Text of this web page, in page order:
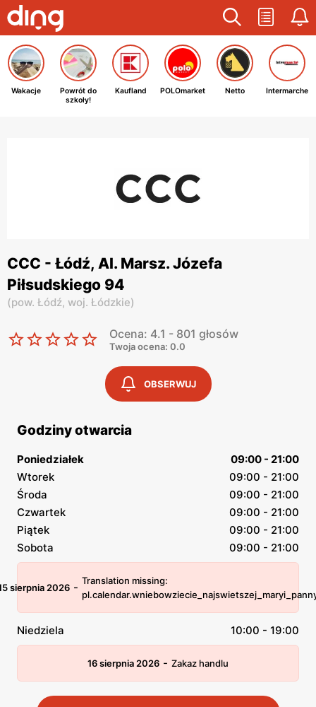
Wakacje
Powrót do
szkoły!
Kaufland POLOmarket Netto Intermarche
CCC - Łódź, Al. Marsz. Józefa
Piłsudskiego 94
(pow. Łódź, woj. Łódzkie)
Ocena: 4.1 - 801 głosów
Twoja ocena: 0.0
OBSERWUJ
Godziny otwarcia
Poniedziałek
09:00 - 21:00
Wtorek
09:00 - 21:00
Środa
09:00 - 21:00
Czwartek
09:00 - 21:00
Piątek
09:00 - 21:00
Sobota
09:00 - 21:00
sierpnia 2026 - Translation missing:
Niedziela 10:00 - 19:00
16 sierpnia 2026 - Zakaz handlu